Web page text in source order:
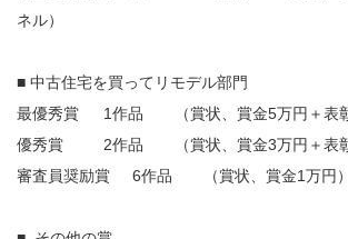
ネル）
■ 中古住宅を買ってリモデル部門
最優秀賞 1作品 （賞状、賞金5万円＋表彰
優秀賞 2作品 （賞状、賞金3万円＋表彰
審査員奨励賞 6作品 （賞状、賞金1万円）